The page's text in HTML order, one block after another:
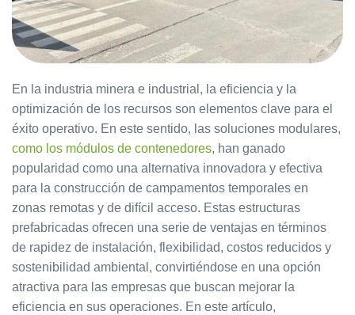
En la industria minera e industrial, la eficiencia y la
optimización de los recursos son elementos clave para el
éxito operativo. En este sentido, las soluciones modulares,
como los módulos de contenedores, han ganado
popularidad como una alternativa innovadora y efectiva
para la construcción de campamentos temporales en
zonas remotas y de difícil acceso. Estas estructuras
prefabricadas ofrecen una serie de ventajas en términos
de rapidez de instalación, flexibilidad, costos reducidos y
sostenibilidad ambiental, convirtiéndose en una opción
atractiva para las empresas que buscan mejorar la
eficiencia en sus operaciones. En este artículo,